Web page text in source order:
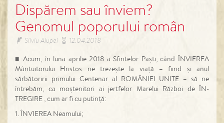
Dispărem sau înviem?
Genomul poporului român
Silviu Alupei 12.04.2018
■ Acum, în luna aprilie 2018 a Sfintelor Paști, când ÎNVIE­REA
Mântuitorului Hristos ne trezește la viață – fiind și anul
sărbătoririi primului Centenar al ROMÂNIEI UNITE – să ne
întrebăm, ca moștenitori ai jertfelor Marelui Război de ÎN­
TREGIRE , cum ar fi cu putință:
1. ÎNVIEREA Neamului;